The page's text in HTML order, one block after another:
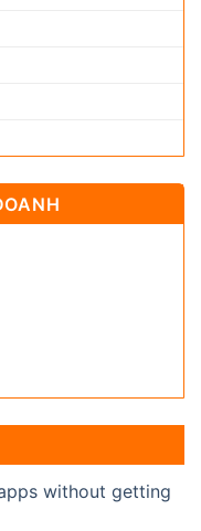
without getting